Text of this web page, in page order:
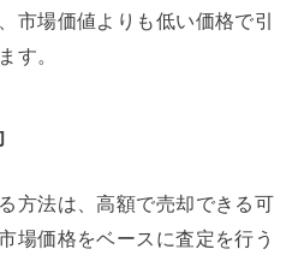
市場価値よりも低い価格で引
す。
方法は、高額で売却できる可
場価格をベースに査定を行う